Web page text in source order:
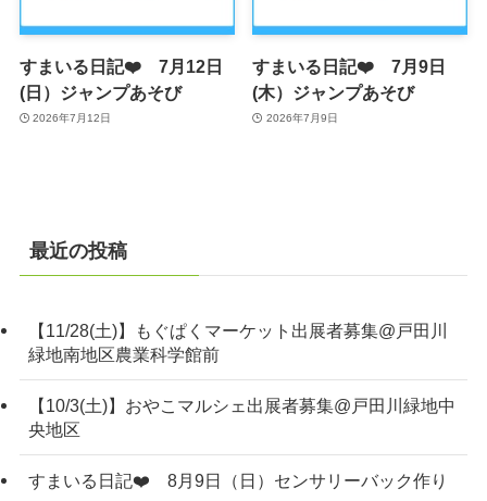
すまいる日記❤️ 7月12日
(日）ジャンプあそび
2026年7月12日
すまいる日記❤️ 7月9日
(木）ジャンプあそび
2026年7月9日
最近の投稿
【11/28(土)】もぐぱくマーケット出展者募集@戸田川
緑地南地区農業科学館前
【10/3(土)】おやこマルシェ出展者募集@戸田川緑地中
央地区
すまいる日記❤️ 8月9日（日）センサリーバック作り